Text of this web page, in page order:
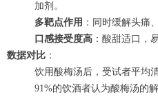
加剂。
多靶点作用 ：同时缓解头痛
口感接受度高 ：酸甜适口，
数据对比 ：
饮用酸梅汤后，受试者平均
91%的饮酒者认为酸梅汤的